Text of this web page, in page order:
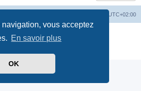
vous acceptez
En savoir plus
OK
UTC+02:00
Traduit parphpBB-fr.com